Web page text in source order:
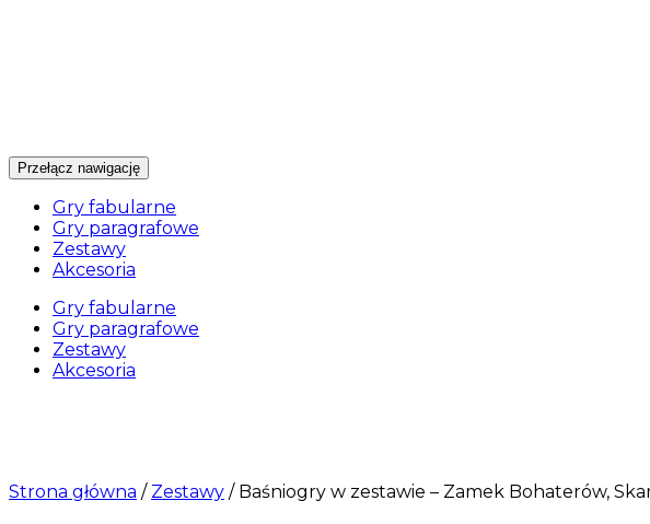
Przełącz nawigację
Gry fabularne
Gry paragrafowe
Zestawy
Akcesoria
Gry fabularne
Gry paragrafowe
Zestawy
Akcesoria
Strona główna / Zestawy / Baśniogry w zestawie – Zamek Bohaterów,